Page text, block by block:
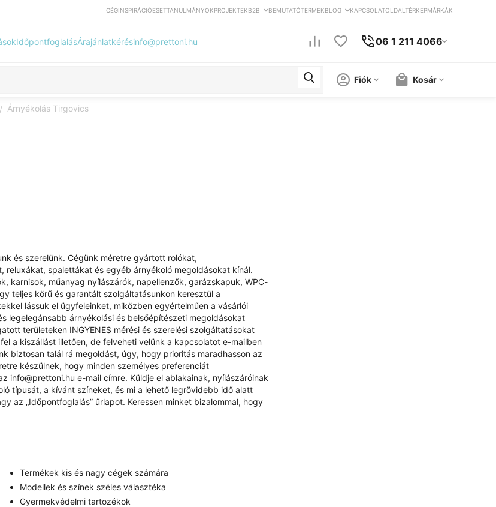
CÉGINSPIRÁCIÓESETTANULMÁNYOKPROJEKTEKB2B BEMUTATÓTERMEKBLOG KAPCSOLATOLDALTÉRKEPMÁRKÁK
IdőpontfoglalásÁrajánlatkérésinfo@prettoni.hu 06 1 211 4066
Kosár
Fiók
/ Árnyékolás Tirgovics
és szerelünk. Cégünk méretre gyártott rolókat,
spalettákat és egyéb árnyékoló megoldásokat kínál.
karnisok, műanyag nyílászárók, napellenzők, garázskapuk, WPC-
teljes körű és garantált szolgáltatásunkon keresztül a
lássuk el ügyfeleinket, miközben egyértelműen a vásárlói
legelegánsabb árnyékolási és belsőépítészeti megoldásokat
területeken INGYENES mérési és szerelési szolgáltatásokat
a kiszállást illetően, de felveheti velünk a kapcsolatot e-mailben
biztosan talál rá megoldást, úgy, hogy prioritás maradhasson az
készülnek, hogy minden személyes preferenciát
info@prettoni.hu e-mail címre. Küldje el ablakainak, nyílászáróinak
típusát, a kívánt színeket, és mi a lehető legrövidebb idő alatt
az „Időpontfoglalás” űrlapot. Keressen minket bizalommal, hogy
Termékek kis és nagy cégek számára
Modellek és színek széles választéka
Gyermekvédelmi tartozékok